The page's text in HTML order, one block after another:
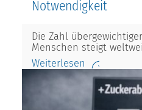
Notwendigkeit
Die Zahl
Menschen steigt
Weiterlesen